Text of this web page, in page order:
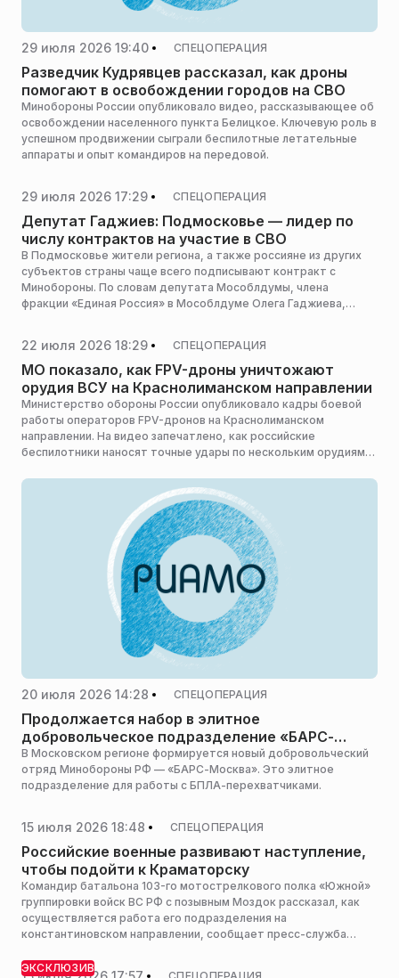
29 июля 2026 19:40 СПЕЦОПЕРАЦИЯ
Разведчик Кудрявцев рассказал, как дроны
помогают в освобождении городов на СВО
Минобороны России опубликовало видео, рассказывающее об
освобождении населенного пункта Белицкое. Ключевую роль в
успешном продвижении сыграли беспилотные летательные
аппараты и опыт командиров на передовой.
29 июля 2026 17:29 СПЕЦОПЕРАЦИЯ
Депутат Гаджиев: Подмосковье — лидер по
числу контрактов на участие в СВО
В Подмосковье жители региона, а также россияне из других
субъектов страны чаще всего подписывают контракт с
Минобороны. По словам депутата Мособлдумы, члена
фракции «Единая Россия» в Мособлдуме Олега Гаджиева,
22 июля 2026 18:29 СПЕЦОПЕРАЦИЯ
МО показало, как FPV-дроны уничтожают
орудия ВСУ на Краснолиманском направлении
Министерство обороны России опубликовало кадры боевой
работы операторов FPV-дронов на Краснолиманском
направлении. На видео запечатлено, как российские
беспилотники наносят точные удары по нескольким орудиям,
20 июля 2026 14:28 СПЕЦОПЕРАЦИЯ
Продолжается набор в элитное
добровольческое подразделение «БАРС-
Москва»
В Московском регионе формируется новый добровольческий
отряд Минобороны РФ — «БАРС-Москва». Это элитное
подразделение для работы с БПЛА-перехватчиками.
15 июля 2026 18:48 СПЕЦОПЕРАЦИЯ
Российские военные развивают наступление,
чтобы подойти к Краматорску
Командир батальона 103-го мотострелкового полка «Южной»
группировки войск ВС РФ с позывным Моздок рассказал, как
осуществляется работа его подразделения на
константиновском направлении, сообщает пресс-служба
ЭКСКЛЮЗИВ